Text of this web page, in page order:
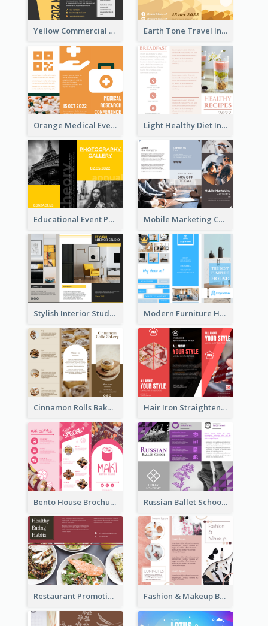
Yellow Commercial Event Program Tri Fold Brochure Earth Tone Travel Informational Tri Fold Brochure
Orange Medical Event Program Tri Fold Brochure Light Healthy Diet Informational Tri Fold Brochure
Educational Event Program Bi Fold Brochure Mobile Marketing Company Brochure
Stylish Interior Studio Brochure Modern Furniture House Brochure
Cinnamon Rolls Bakery Brochure Hair Iron Straighteners Promote Brochure
Bento House Brochure Russian Ballet School Brochure
Restaurant Promoting Healthy Eating Brochure Fashion & Makeup Brochure